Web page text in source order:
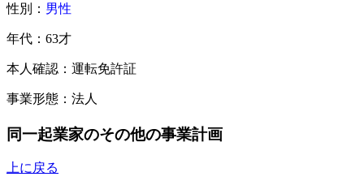
性別： 男性
年代：63才
本人確認：運転免許証
事業形態：法人
同一起業家のその他の事業計画
上に戻る